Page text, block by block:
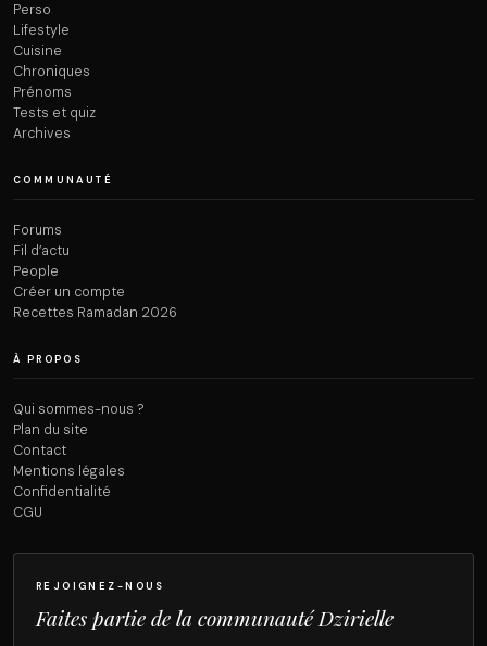
Perso
Lifestyle
Cuisine
Chroniques
Prénoms
Tests et quiz
Archives
COMMUNAUTÉ
Forums
Fil d’actu
People
Créer un compte
Recettes Ramadan 2026
À PROPOS
Qui sommes-nous ?
Plan du site
Contact
Mentions légales
Confidentialité
CGU
REJOIGNEZ-NOUS
Faites partie de la communauté Dzirielle